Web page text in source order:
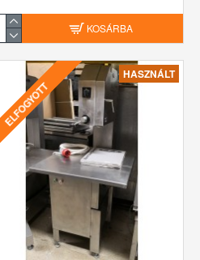
KOSÁRBA
HASZNÁLT
ELFOGYOTT